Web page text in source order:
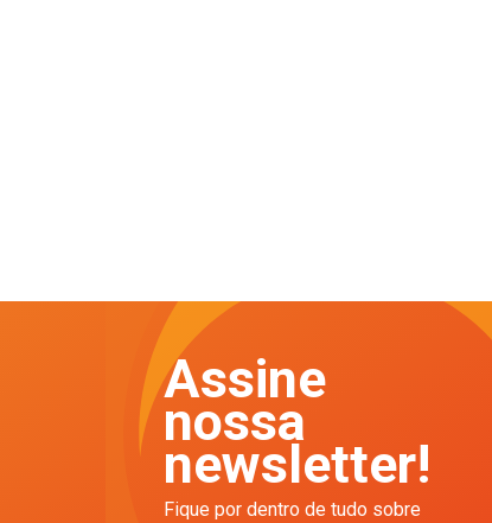
Assine
nossa
newsletter!
Fique por dentro de tudo sobre